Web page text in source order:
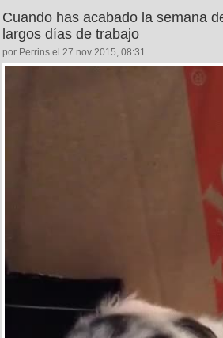
Cuando has acabado la semana
largos días de trabajo
por Perrins el 27 nov 2015, 08:31